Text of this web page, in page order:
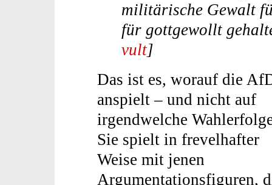
militärische Gewalt
für gottgewollt
vult]
Das ist es, worauf die
anspielt – und nicht auf
irgendwelche
Sie spielt in frevelhafter
Weise mit jenen
Argumentationsfiguren,